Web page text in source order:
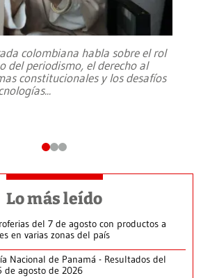
colombiana habla sobre el rol
del periodismo, el derecho al
constitucionales y los desafíos
...
Lo más leído
del 7 de agosto con productos a
en varias zonas del país
Nacional de Panamá - Resultados del
de agosto de 2026